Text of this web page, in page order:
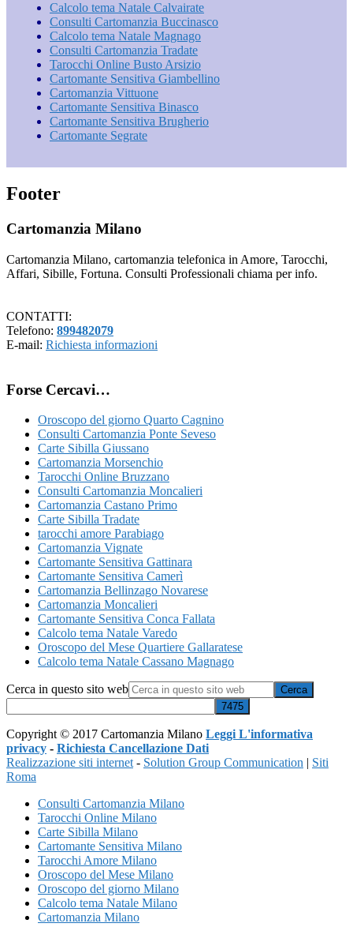
Calcolo tema Natale Calvairate
Consulti Cartomanzia Buccinasco
Calcolo tema Natale Magnago
Consulti Cartomanzia Tradate
Tarocchi Online Busto Arsizio
Cartomante Sensitiva Giambellino
Cartomanzia Vittuone
Cartomante Sensitiva Binasco
Cartomante Sensitiva Brugherio
Cartomante Segrate
Footer
Cartomanzia Milano
Cartomanzia Milano, cartomanzia telefonica in Amore, Tarocchi,
Affari, Sibille, Fortuna. Consulti Professionali chiama per info.
CONTATTI:
Telefono: 899482079
E-mail: Richiesta informazioni
Forse Cercavi…
Oroscopo del giorno Quarto Cagnino
Consulti Cartomanzia Ponte Seveso
Carte Sibilla Giussano
Cartomanzia Morsenchio
Tarocchi Online Bruzzano
Consulti Cartomanzia Moncalieri
Cartomanzia Castano Primo
Carte Sibilla Tradate
tarocchi amore Parabiago
Cartomanzia Vignate
Cartomante Sensitiva Gattinara
Cartomante Sensitiva Camerì
Cartomanzia Bellinzago Novarese
Cartomanzia Moncalieri
Cartomante Sensitiva Conca Fallata
Calcolo tema Natale Varedo
Oroscopo del Mese Quartiere Gallaratese
Calcolo tema Natale Cassano Magnago
Cerca in questo sito web
Copyright © 2017 Cartomanzia Milano Leggi L'informativa
privacy - Richiesta Cancellazione Dati
Realizzazione siti internet- Solution Group Communication | Siti
Roma
Consulti Cartomanzia Milano
Tarocchi Online Milano
Carte Sibilla Milano
Cartomante Sensitiva Milano
Tarocchi Amore Milano
Oroscopo del Mese Milano
Oroscopo del giorno Milano
Calcolo tema Natale Milano
Cartomanzia Milano